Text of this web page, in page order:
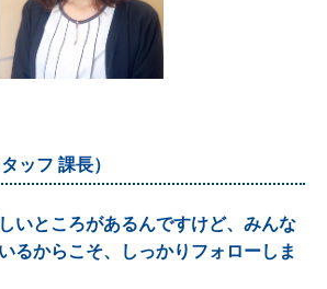
ッフ 課長）
いところがあるんですけど、みんな
るからこそ、しっかりフォローしま